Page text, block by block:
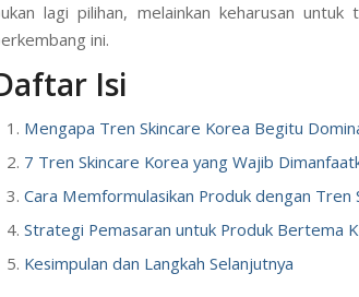
lagi pilihan, melainkan keharusan
ini.
Isi
Mengapa Tren Skincare Korea Begitu
7 Tren Skincare Korea yang Wajib
Cara Memformulasikan Produk dengan Tren
Strategi Pemasaran untuk Produk Bertema
Kesimpulan dan Langkah Selanjutnya